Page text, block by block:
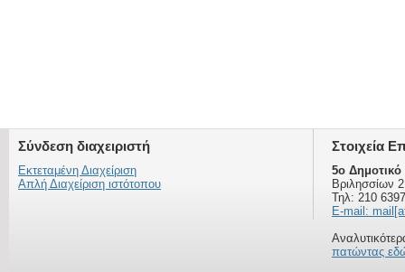
Σύνδεση διαχειριστή
Εκτεταμένη Διαχείριση
Απλή Διαχείριση ιστότοπου
Στοιχεία
5ο Δημοτικό
Βριλησσίων
Τηλ: 210
E-mail:
πατώντας